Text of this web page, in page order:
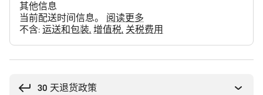
其他信息
当前配送时间信息。 阅读更多
不含: 运送和包装 增值税 关税费用
30 天退货政策